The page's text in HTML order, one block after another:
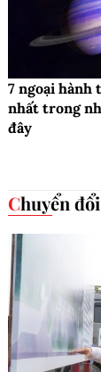
7 ngoại hành
nhất trong
đây
Chuyển